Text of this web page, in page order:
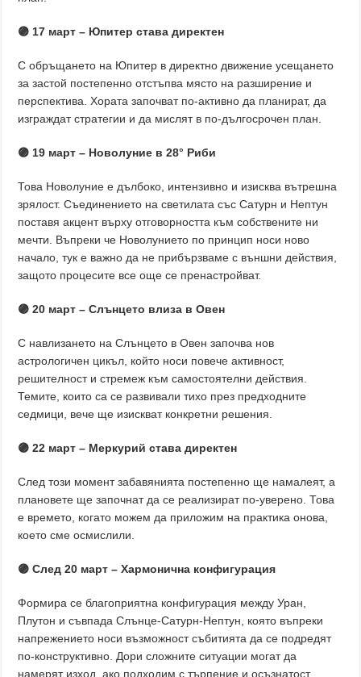
🟣 17 март – Юпитер става директен
С обръщането на Юпитер в директно движение усещането
за застой постепенно отстъпва място на разширение и
перспектива. Хората започват по-активно да планират, да
изграждат стратегии и да мислят в по-дългосрочен план.
🟣 19 март – Новолуние в 28° Риби
Това Новолуние е дълбоко, интензивно и изисква вътрешна
зрялост. Съединението на светилата със Сатурн и Нептун
поставя акцент върху отговорността към собствените ни
мечти. Въпреки че Новолунието по принцип носи ново
начало, тук е важно да не прибързваме с външни действия,
защото процесите все още се пренастройват.
🟣 20 март – Слънцето влиза в Овен
С навлизането на Слънцето в Овен започва нов
астрологичен цикъл, който носи повече активност,
решителност и стремеж към самостоятелни действия.
Темите, които са се развивали тихо през предходните
седмици, вече ще изискват конкретни решения.
🟣 22 март – Меркурий става директен
След този момент забавянията постепенно ще намалеят, а
плановете ще започнат да се реализират по-уверено. Това
е времето, когато можем да приложим на практика онова,
което сме осмислили.
🟣 След 20 март – Хармонична конфигурация
Формира се благоприятна конфигурация между Уран,
Плутон и съвпада Слънце-Сатурн-Нептун, която въпреки
напрежението носи възможност събитията да се подредят
по-конструктивно. Дори сложните ситуации могат да
намерят изход, ако подходим с търпение и осъзнатост.